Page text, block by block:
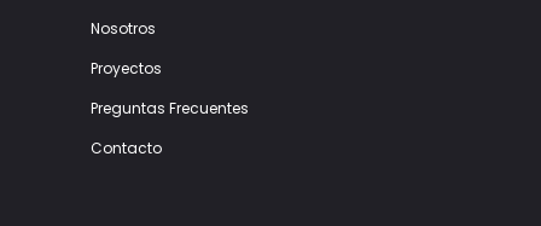
Nosotros
Proyectos
Preguntas Frecuentes
Contacto